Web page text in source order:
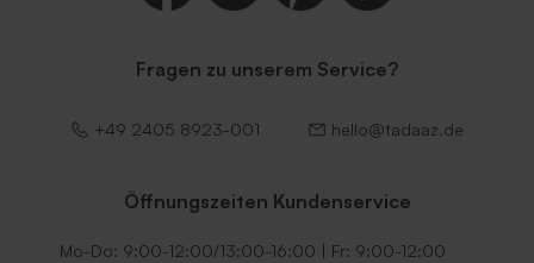
Lila Umschlag Dunkelgrüner Umschlag
Fragen zu unserem Service?
+49 2405 8923-001 hello@tadaaz.de
Öffnungszeiten Kundenservice
Mo-Do: 9:00-12:00/13:00-16:00 | Fr: 9:00-12:00